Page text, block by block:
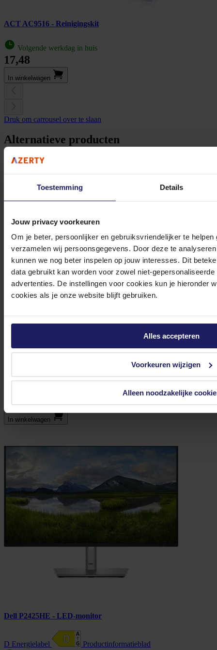
Toestemming Details
Jouw privacy voorkeuren
Om je beter, persoonlijker en gebruiksvriendelijker te
verzamelen wij persoonsgegevens. Door deze te
kunnen we nog beter inspelen op jouw interesses. Dit
data gebruikt kan worden voor zowel niet-
advertenties. De instellingen voor cookies kun je hieronder
cookies als je onze website blijft gebruiken.
Alles accepteren
Voorkeuren wijzigen
Alleen noodzakelijke
ACT AC9516 - Reinigingskit
Volgende werkdag in huis
17,48
In winkel­wagen
Druk om carrousel over te slaan
Alternatieve producten
Dell Pro P P2726H 27" Monitor FHD
C Energielabel
Product­informatieblad
178,50
In winkel­wagen
Dell P2425HE - LED-monitor
D Energielabel
Product­informatieblad